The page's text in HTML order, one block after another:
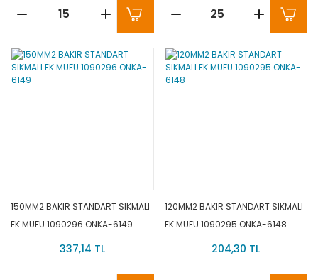
150MM2 BAKIR STANDART SIKMALI
EK MUFU 1090296 ONKA-6149
337,14 TL
120MM2 BAKIR STANDART SIKMALI
EK MUFU 1090295 ONKA-6148
204,30 TL